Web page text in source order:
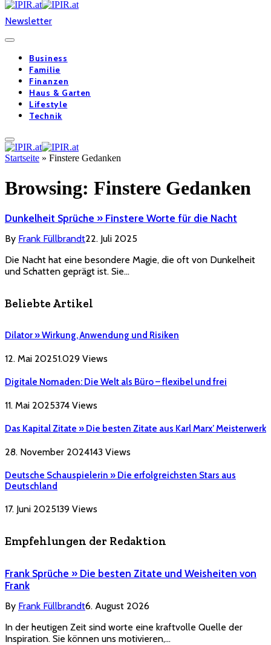
Newsletter
Business
Familie
Finanzen
Haus & Garten
Lifestyle
Technik
Startseite » Finstere Gedanken
Browsing: Finstere Gedanken
Dunkelheit Sprüche » Finstere Worte für die Nacht
By Frank Füllbrandt22. Juli 2025
Die Nacht hat eine besondere Magie, die oft von Dunkelheit
und Schatten geprägt ist. Sie…
Beliebte Artikel
Dilator » Wirkung, Anwendung und Risiken
12. Mai 20251.029 Views
Digitale Nomaden: Die Welt als Büro – flexibel und frei
11. Mai 2025374 Views
Das Kapital Zitate » Die besten Zitate aus Karl Marx’ Meisterwerk
28. November 2024143 Views
Deutsche Schauspielerin » Die erfolgreichsten Stars aus
Deutschland
17. Juni 2025139 Views
Empfehlungen der Redaktion
Frank Sprüche » Die besten Zitate und Weisheiten von
Frank
By Frank Füllbrandt6. August 2026
In der heutigen Zeit sind worte eine kraftvolle Quelle der
Inspiration. Sie können uns motivieren,…